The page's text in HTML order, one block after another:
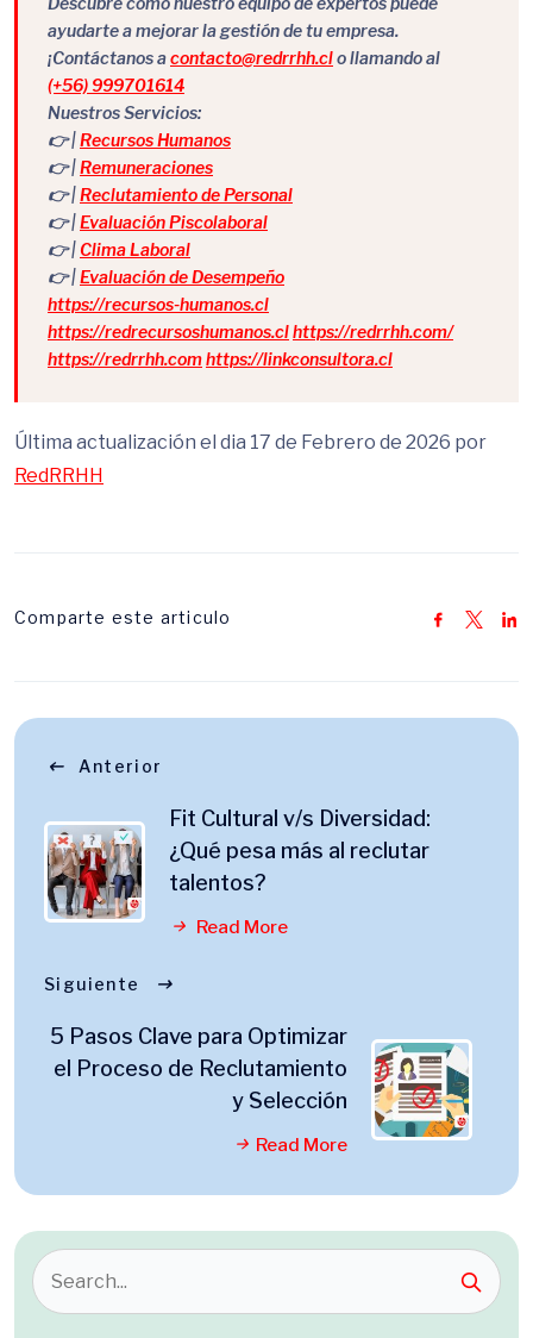
ayudarte a mejorar la gestión de tu empresa.
¡Contáctanos acontacto@redrrhh.clo llamando al
(+56) 999701614
Nuestros Servicios:
👉 |Recursos Humanos
👉 |Remuneraciones
👉 |Reclutamiento de Personal
👉 |Evaluación Piscolaboral
👉 |Clima Laboral
👉 |Evaluación de Desempeño
https://recursos-humanos.cl
https://redrecursoshumanos.clhttps://redrrhh.com/
https://redrrhh.comhttps://linkconsultora.cl
Última actualización el dia 17 de Febrero de 2026 por
RedRRHH
Comparte este articulo
Anterior
Fit Cultural v/s Diversidad:
¿Qué pesa más al reclutar
talentos?
Read More
Siguiente
5 Pasos Clave para Optimizar
el Proceso de Reclutamiento
y Selección
Read More